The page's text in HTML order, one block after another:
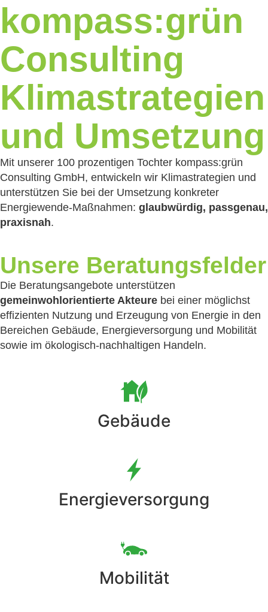
kompass:grün
Consulting
Klimastrategien
und Umsetzung
Mit unserer 100 prozentigen Tochter kompass:grün
Consulting GmbH, entwickeln wir Klimastrategien und
unterstützen Sie bei der Umsetzung konkreter
Energiewende-Maßnahmen: glaubwürdig, passgenau,
praxisnah.
Unsere Beratungsfelder
Die Beratungsangebote unterstützen
gemeinwohlorientierte Akteure bei einer möglichst
effizienten Nutzung und Erzeugung von Energie in den
Bereichen Gebäude, Energieversorgung und Mobilität
sowie im ökologisch-nachhaltigen Handeln.
Gebäude
Energieversorgung
Mobilität